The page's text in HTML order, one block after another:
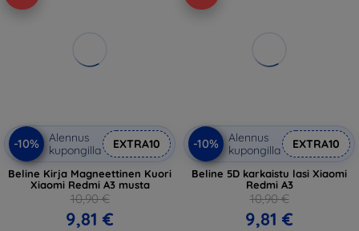
-10%
Alennus
kupongilla
EXTRA10
Beline Kirja Magneettinen Kuori
Xiaomi Redmi A3 musta
10,90 €
9,81 €
-10%
Alennus
kupongilla
EXTRA10
Beline 5D karkaistu lasi Xiaomi
Redmi A3
10,90 €
9,81 €